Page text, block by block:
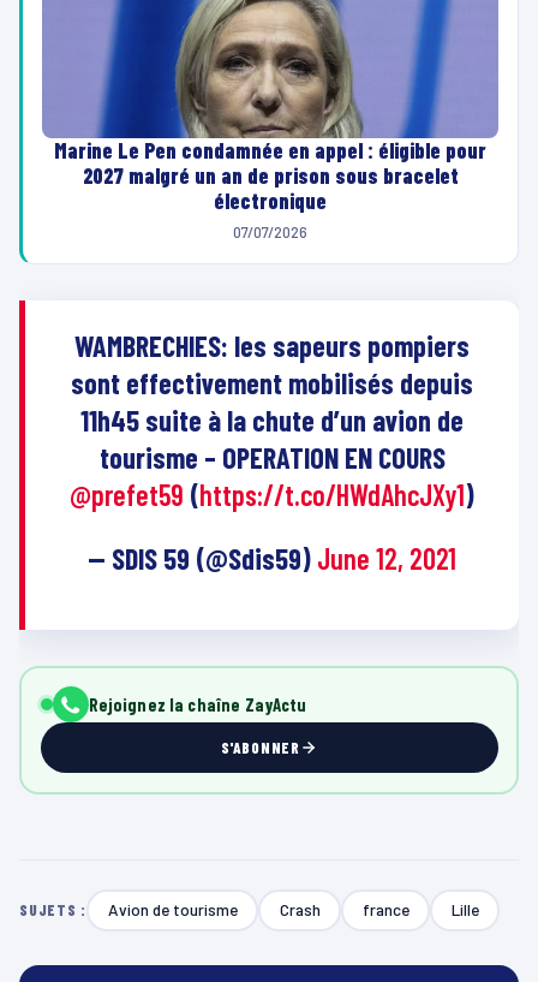
Marine Le Pen condamnée en appel : éligible pour
2027 malgré un an de prison sous bracelet
électronique
07/07/2026
WAMBRECHIES: les sapeurs pompiers
sont effectivement mobilisés depuis
11h45 suite à la chute d’un avion de
tourisme – OPERATION EN COURS
@prefet59 (https://t.co/HWdAhcJXy1)
— SDIS 59 (@Sdis59) June 12, 2021
Rejoignez la chaîne ZayActu
S'ABONNER
SUJETS : Avion de tourisme Crash france Lille